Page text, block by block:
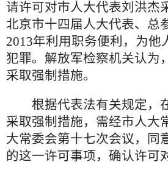
请许可对市人大代表刘洪杰
北京市十四届人大代表、总
2013年利用职务便利，为
犯罪。解放军检察机关认为
采取强制措施。
根据代表法有关规定，在
采取强制措施，需经市人大
大常委会第十七次会议，同
的这一许可事项，确认许可